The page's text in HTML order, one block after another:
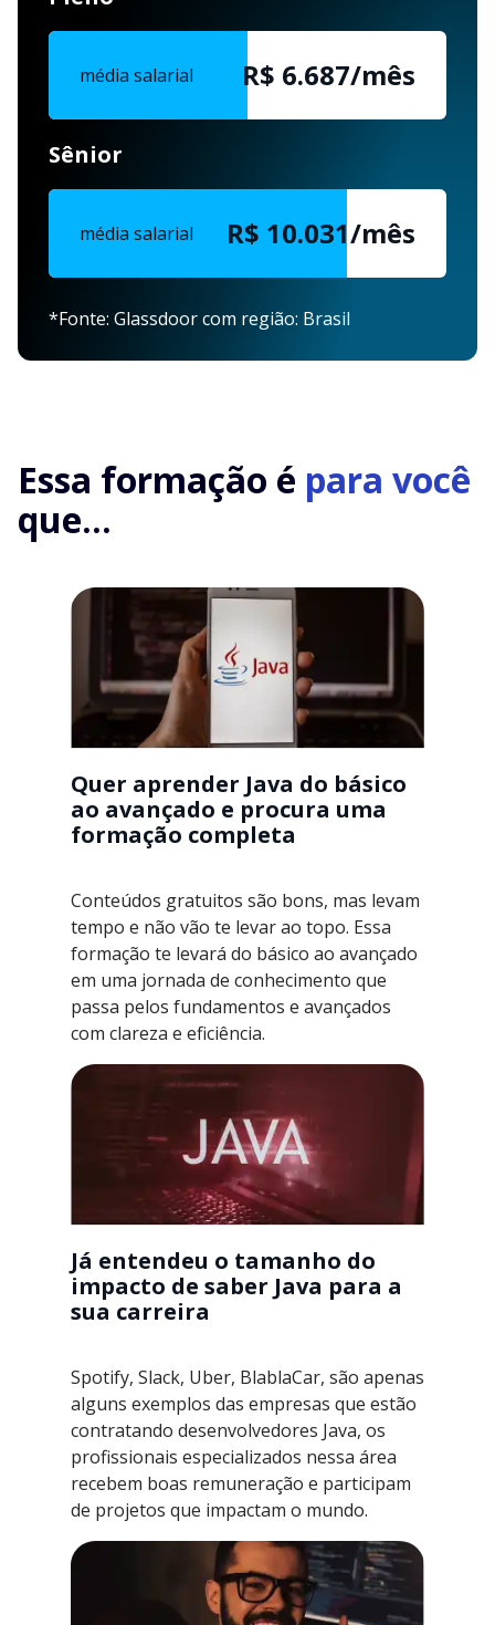
média salarial R$ 6.687/mês
Sênior
média salarial R$ 10.031/mês
*Fonte: Glassdoor com região: Brasil
Essa formação é para você
que...
Quer aprender Java do básico
ao avançado e procura uma
formação completa
Conteúdos gratuitos são bons, mas levam
tempo e não vão te levar ao topo. Essa
formação te levará do básico ao avançado
em uma jornada de conhecimento que
passa pelos fundamentos e avançados
com clareza e eficiência.
Já entendeu o tamanho do
impacto de saber Java para a
sua carreira
Spotify, Slack, Uber, BlablaCar, são apenas
alguns exemplos das empresas que estão
contratando desenvolvedores Java, os
profissionais especializados nessa área
recebem boas remuneração e participam
de projetos que impactam o mundo.